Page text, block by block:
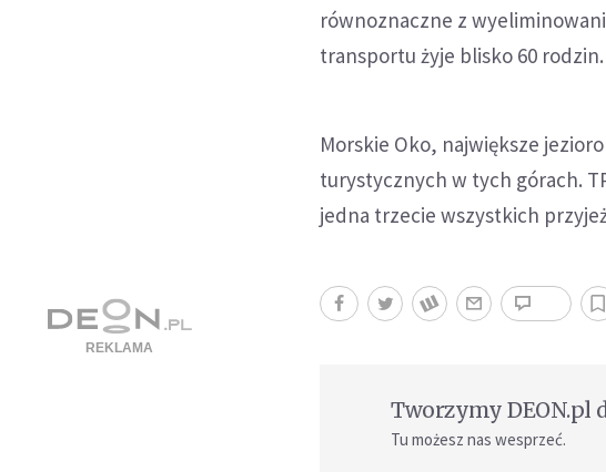
równoznaczne z
transportu żyje blisko 60 rodzin.
Morskie Oko, największe
turystycznych w tych górach.
jedna trzecie wszystkich
Tworzymy DEON.pl
Tu możesz nas wesprzeć.